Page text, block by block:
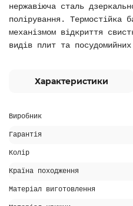
нержавіюча сталь
полірування. Термостійка
механізмом відкриття
видів плит та
Характеристики
Виробник
Гарантія
Колір
Країна походження
Матеріал виготовлення